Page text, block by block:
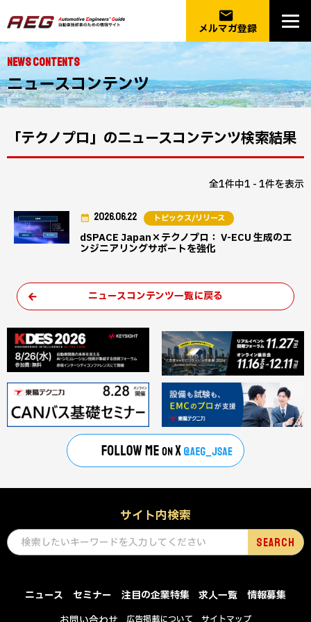
email
メルマガ登録
NEWS CONTENTS
ニュースコンテンツ
「テクノプロ」のニュースコンテンツ検索結果
全1件中1 - 1件を表示
dSPACE Japan×テクノプロ： V-ECU 生成のエ
ンジニアリングサポートを強化
2026.06.22 トピックス/リリース
ニュースコンテンツ一覧に戻る
サイト内検索
ニュース セミナー 注目の企業特集 求人一覧
情報募集
広告掲載について サイトマップ